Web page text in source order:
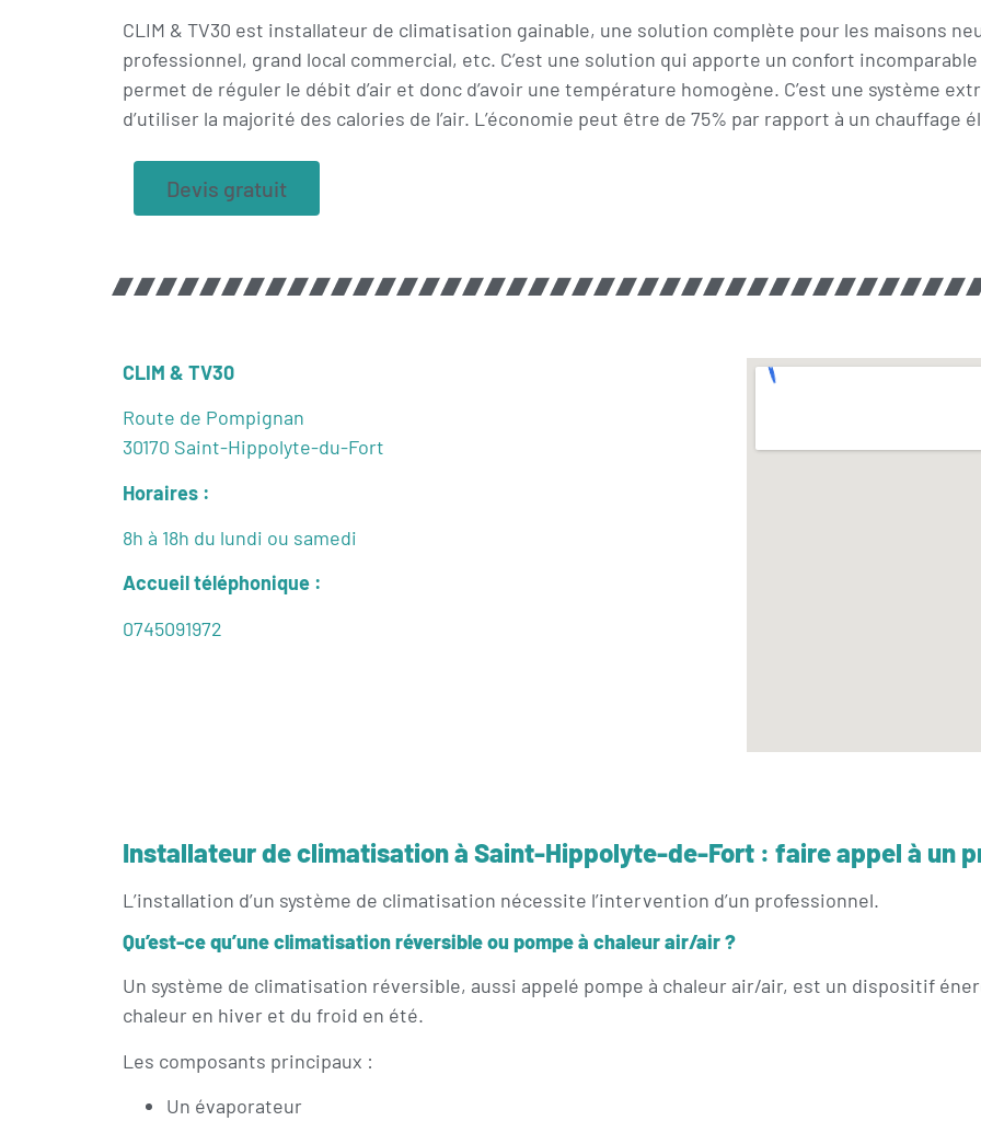
CLIM & TV30 est installateur de climatisation gainable, une solution complète pour les maisons
professionnel, grand local commercial, etc. C’est une solution qui apporte un confort
permet de réguler le débit d’air et donc d’avoir une température homogène. C’est une système
d’utiliser la majorité des calories de l’air. L’économie peut être de 75% par rapport à un chauffage
Devis gratuit
CLIM & TV30
Route de Pompignan
30170 Saint-Hippolyte-du-Fort
Horaires :
8h à 18h du lundi ou samedi
Accueil téléphonique :
0745091972
Installateur de climatisation à Saint-Hippolyte-de-Fort : faire appel à un
L’installation d’un système de climatisation nécessite l’intervention d’un professionnel.
Qu’est-ce qu’une climatisation réversible ou pompe à chaleur air/air ?
Un système de climatisation réversible, aussi appelé pompe à chaleur air/air, est un dispositif
chaleur en hiver et du froid en été.
Les composants principaux :
Un évaporateur